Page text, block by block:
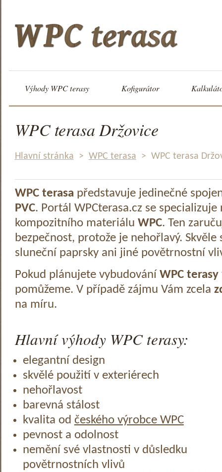
Výhody WPC terasy Kofigurátor
WPC terasa Držovice
Hlavní stránka > WPC terasa > WPC terasa
WPC terasa představuje jedinečné
PVC. Portál WPCterasa.cz se specializuje
kompozitního materiálu WPC. Ten
bezpečnost, protože je nehořlavý.
sluneční paprsky ani jiné povětrnostní
Pokud plánujete vybudování WPC terasy
pomůžeme. V případě zájmu Vám zcela
na míru.
Hlavní výhody WPC terasy:
elegantní design
skvělé použití v exteriérech
nehořlavost
barevná stálost
kvalita od českého výrobce WPC
pevnost a odolnost
nemění své vlastnosti v důsledku
povětrnostních vlivů